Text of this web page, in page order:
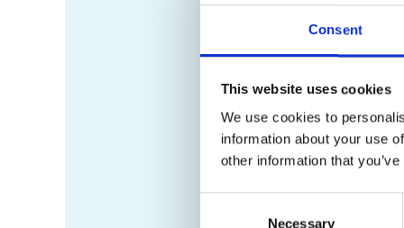
Consent
This website uses cookies
We use cookies to
information about your use
other information that
Necessary